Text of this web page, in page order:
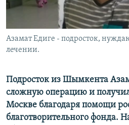
Азамат Едиге - подросток,
лечении.
Подросток из Шымкента
сложную операцию и
Москве благодаря помощи
благотворительного фонда.